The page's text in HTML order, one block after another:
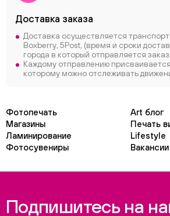
Доставка заказа
Доставка осуществляется
Boxberry, 5Post, (время и сроки
города в который отправляется заказ
Каждому отправлению
которому можно отслеживать
Фотопечать
Art блог
Магазины
Печать
Ламинирование
Lifestyle
Фотосувениры
Вакансии
Подпишитесь на